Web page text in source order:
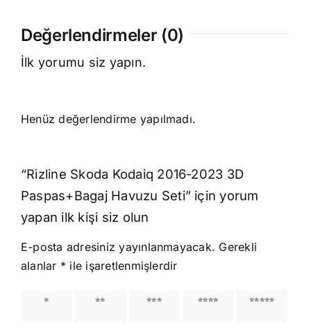
Değerlendirmeler (0)
İlk yorumu siz yapın.
Henüz değerlendirme yapılmadı.
“Rizline Skoda Kodaiq 2016-2023 3D
Paspas+Bagaj Havuzu Seti” için yorum
yapan ilk kişi siz olun
E-posta adresiniz yayınlanmayacak. Gerekli
alanlar * ile işaretlenmişlerdir
2/5
3/5
4/5
5/5